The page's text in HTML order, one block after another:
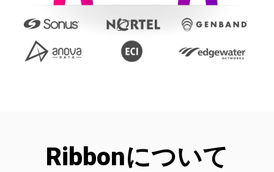
Ribbonについて